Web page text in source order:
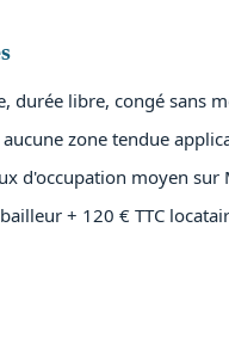
durée libre, congé sans
aucune zone tendue
d'occupation moyen
+ 120 € TTC